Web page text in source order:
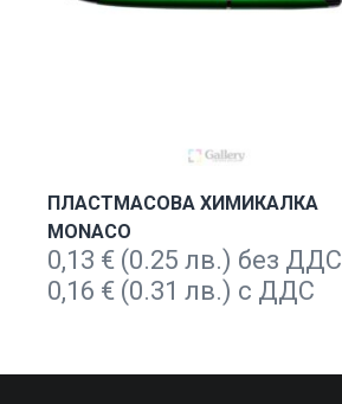
ПЛАСТМАСОВА ХИМИКАЛКА
MONACO
0,13 € (0.25 лв.) без ДДС
0,16 € (0.31 лв.) с ДДС